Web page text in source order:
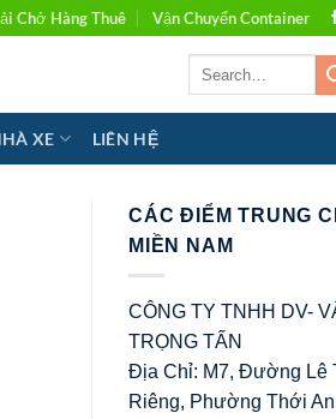
Chở Hàng Thuê Vận Chuyển Container
XE LIÊN HỆ
CÁC ĐIỂM TRUNG
MIỀN NAM
CÔNG TY TNHH DV-
TRỌNG TẤN
Địa Chỉ: M7, Đường Lê
Riêng, Phường Thới